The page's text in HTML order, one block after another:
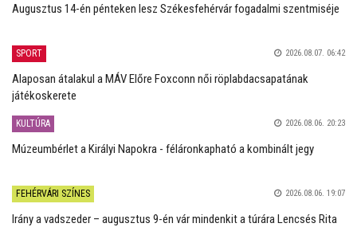
Augusztus 14-én pénteken lesz Székesfehérvár fogadalmi szentmiséje
SPORT 2026.08.07. 06:42
Alaposan átalakul a MÁV Előre Foxconn női röplabdacsapatának
játékoskerete
KULTÚRA 2026.08.06. 20:23
Múzeumbérlet a Királyi Napokra - féláronkapható a kombinált jegy
FEHÉRVÁRI SZÍNES 2026.08.06. 19:07
Irány a vadszeder – augusztus 9-én vár mindenkit a túrára Lencsés Rita